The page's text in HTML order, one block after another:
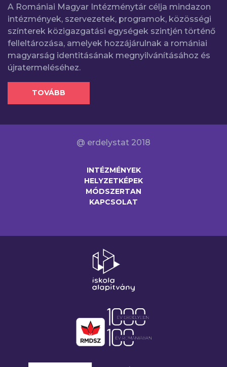
A Romániai Magyar Intézménytár célja mindazon
intézmények, szervezetek, programok, közösségi
színterek közigazgatási egységek szintjén történő
felleltározása, amelyek hozzájárulnak a romániai
magyarság identitásának megnyilvánításához és
újratermeléséhez.
TOVÁBB
@ erdelystat 2018
INTÉZMÉNYEK
HELYZETKÉPEK
MÓDSZERTAN
KAPCSOLAT